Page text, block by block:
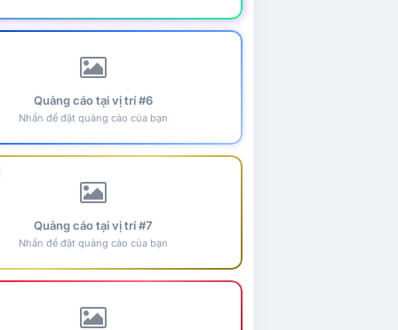
Quảng cáo tại vị trí #6
Nhấn để đặt quảng cáo của bạn
Quảng cáo tại vị trí #7
Nhấn để đặt quảng cáo của bạn